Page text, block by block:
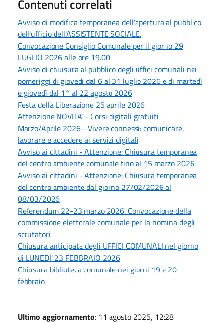
Contenuti correlati
Avviso di modifica temporanea dell'apertura al pubblico
dell'ufficio dell'ASSISTENTE SOCIALE.
Convocazione Consiglio Comunale per il giorno 29
LUGLIO 2026 alle ore 19.00
Avviso di chiusura al pubblico degli uffici comunali nei
pomeriggi di giovedì dal 6 al 31 luglio 2026 e di martedì
e giovedì dal 1° al 22 agosto 2026
Festa della Liberazione 25 aprile 2026
Attenzione NOVITA' - Corsi digitali gratuiti
Marzo/Aprile 2026 - Vivere connessi: comunicare,
lavorare e accedere ai servizi digitali
Avviso ai cittadini - Attenzione: Chiusura temporanea
del centro ambiente comunale fino al 15 marzo 2026
Avviso ai cittadini - Attenzione: Chiusura temporanea
del centro ambiente dal giorno 27/02/2026 al
08/03/2026
Referendum 22-23 marzo 2026. Convocazione della
commissione elettorale comunale per la nomina degli
scrutatori
Chiusura anticipata degli UFFICI COMUNALI nel giorno
di LUNEDI' 23 FEBBRAIO 2026
Chiusura biblioteca comunale nei giorni 19 e 20
febbraio
Ultimo aggiornamento: 11 agosto 2025, 12:28